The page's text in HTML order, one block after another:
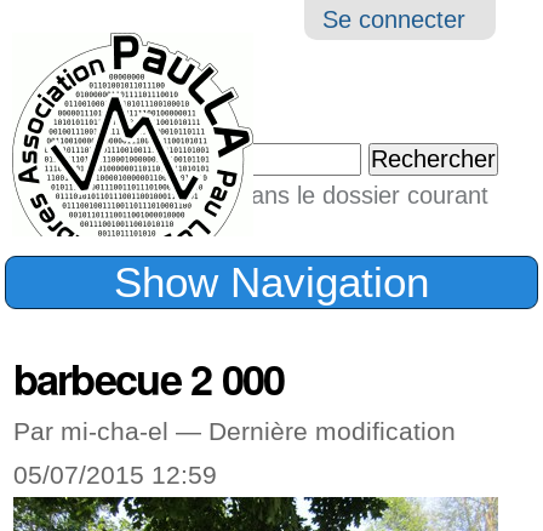
Outils
Se connecter
Chercher par
Seulement dans le dossier courant
Recherche
Show Navigation
barbecue 2 000
Par mi-cha-el — Dernière modification
05/07/2015 12:59